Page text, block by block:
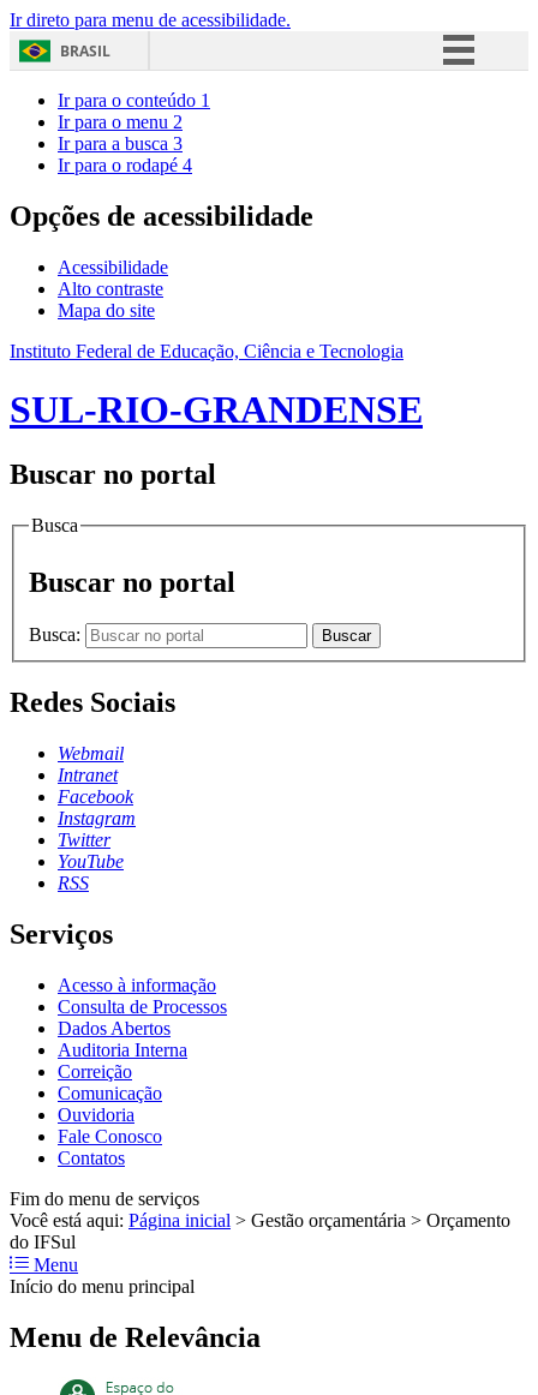
Ir direto para menu de acessibilidade.
BRASIL
Acesso à informação
Ir para o conteúdo 1
Ir para o menu 2
Ir para a busca 3
Ir para o rodapé 4
Opções de acessibilidade
Acessibilidade
Alto contraste
Mapa do site
Instituto Federal de Educação, Ciência e Tecnologia
SUL-RIO-GRANDENSE
Buscar no portal
Busca
Buscar no portal
Busca: Buscar
Redes Sociais
Webmail
Intranet
Facebook
Instagram
Twitter
YouTube
RSS
Serviços
Acesso à informação
Consulta de Processos
Dados Abertos
Auditoria Interna
Correição
Comunicação
Ouvidoria
Fale Conosco
Contatos
Fim do menu de serviços
Você está aqui: Página inicial > Gestão orçamentária > Orçamento
do IFSul
Menu
Início do menu principal
Menu de Relevância